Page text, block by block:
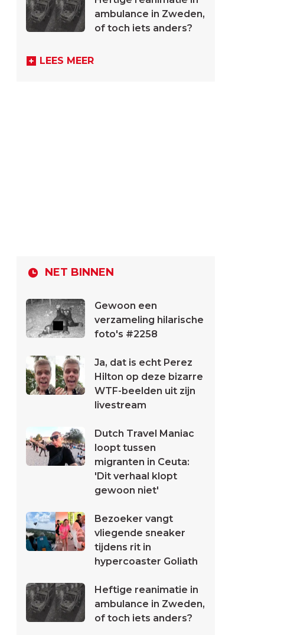
ambulance in Zweden,
of toch iets anders?
LEES MEER
NET BINNEN
Gewoon een
verzameling hilarische
foto's #2258
Ja, dat is echt Perez
Hilton op deze bizarre
WTF-beelden uit zijn
livestream
Dutch Travel Maniac
loopt tussen
migranten in Ceuta:
'Dit verhaal klopt
gewoon niet'
Bezoeker vangt
vliegende sneaker
tijdens rit in
hypercoaster Goliath
Heftige reanimatie in
ambulance in Zweden,
of toch iets anders?